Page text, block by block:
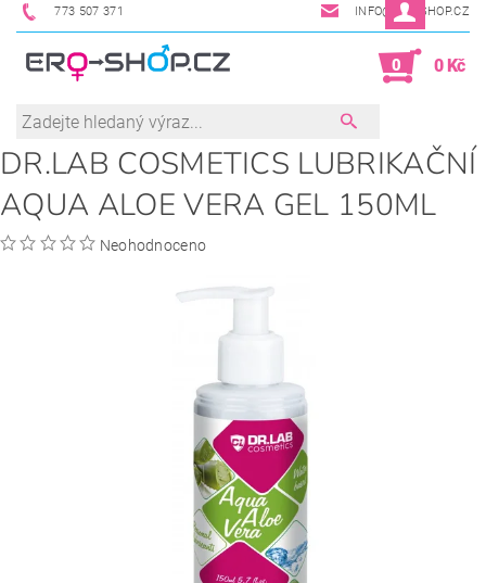
773 507 371 INFO@ERO-SHOP.CZ
0 0 Kč
DR.LAB COSMETICS LUBRIKAČNÍ
AQUA ALOE VERA GEL 150ML
Neohodnoceno